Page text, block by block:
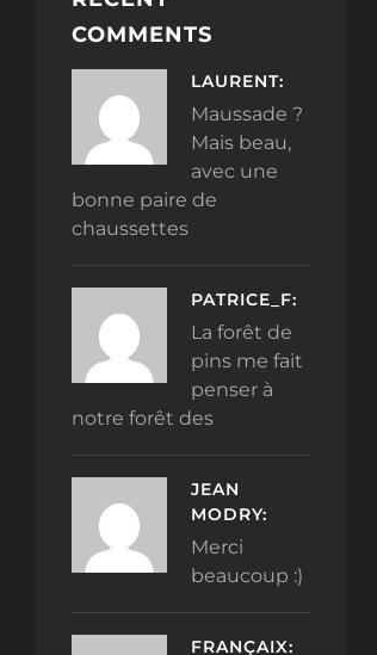
COMMENTS
LAURENT:
Maussade ?
Mais beau,
avec une
bonne paire de
chaussettes
PATRICE_F:
La forêt de
pins me fait
penser à
notre forêt des
JEAN
MODRY:
Merci
beaucoup :)
FRANÇAIX: